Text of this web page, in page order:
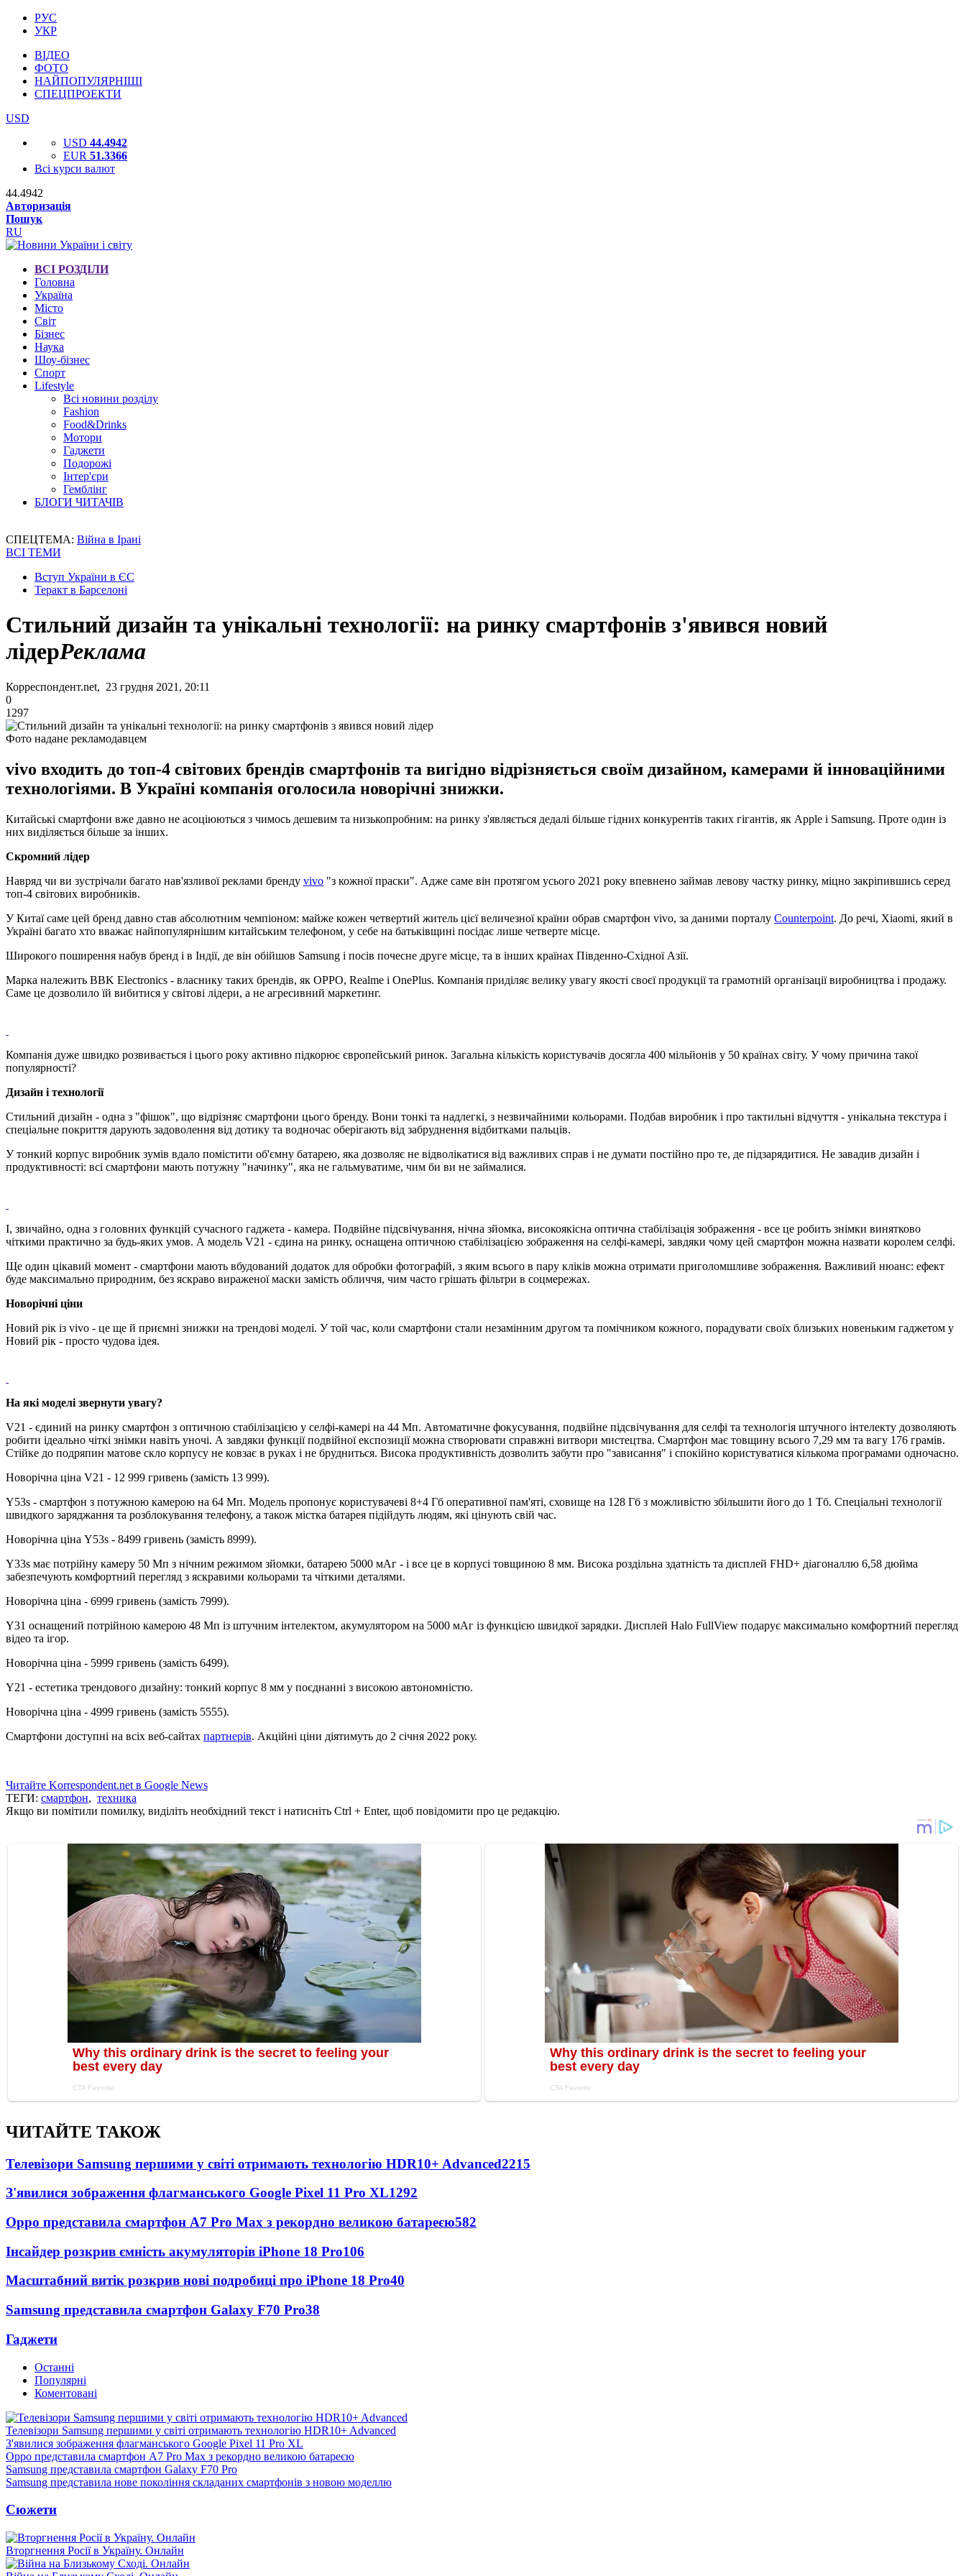
РУС
УКР
ВІДЕО
ФОТО
НАЙПОПУЛЯРНІШІ
СПЕЦПРОЕКТИ
USD
USD 44.4942
EUR 51.3366
Всі курси валют
44.4942
Авторизація
Пошук
RU
ВСІ РОЗДІЛИ
Головна
Україна
Місто
Світ
Бізнес
Наука
Шоу-бізнес
Спорт
Lifestyle
Всі новини розділу
Fashion
Food&Drinks
Мотори
Гаджети
Подорожі
Інтер'єри
Гемблінг
БЛОГИ ЧИТАЧІВ
СПЕЦТЕМА: Війна в Ірані
ВСІ ТЕМИ
Вступ України в ЄС
Теракт в Барселоні
Стильний дизайн та унікальні технології: на ринку смартфонів з'явився новий
лідерРеклама
Корреспондент.net, 23 грудня 2021, 20:11
0
1297
Фото надане рекламодавцем
vivo входить до топ-4 світових брендів смартфонів та вигідно відрізняється своїм дизайном, камерами й інноваційними
технологіями. В Україні компанія оголосила новорічні знижки.
Китайські смартфони вже давно не асоціюються з чимось дешевим та низькопробним: на ринку з'являється дедалі більше гідних конкурентів таких гігантів, як Apple і Samsung. Проте один із
них виділяється більше за інших.
Скромний лідер
Навряд чи ви зустрічали багато нав'язливої ​​реклами бренду vivo "з кожної праски". Адже саме він протягом усього 2021 року впевнено займав левову частку ринку, міцно закріпившись серед
топ-4 світових виробників.
У Китаї саме цей бренд давно став абсолютним чемпіоном: майже кожен четвертий житель цієї величезної країни обрав смартфон vivo, за даними порталу Counterpoint. До речі, Xiaomi, який в
Україні багато хто вважає найпопулярнішим китайським телефоном, у себе на батьківщині посідає лише четверте місце.
Широкого поширення набув бренд і в Індії, де він обійшов Samsung і посів почесне друге місце, та в інших країнах Південно-Східної Азії.
Марка належить BBK Electronics - власнику таких брендів, як OPPO, Realme і OnePlus. Компанія приділяє велику увагу якості своєї продукції та грамотній організації виробництва і продажу.
Саме це дозволило їй вибитися у світові лідери, а не агресивний маркетинг.
Компанія дуже швидко розвивається і цього року активно підкорює європейський ринок. Загальна кількість користувачів досягла 400 мільйонів у 50 країнах світу. У чому причина такої
популярності?
Дизайн і технології
Стильний дизайн - одна з "фішок", що відрізняє смартфони цього бренду. Вони тонкі та надлегкі, з незвичайними кольорами. Подбав виробник і про тактильні відчуття - унікальна текстура і
спеціальне покриття дарують задоволення від дотику та водночас оберігають від забруднення відбитками пальців.
У тонкий корпус виробник зумів вдало помістити об'ємну батарею, яка дозволяє не відволікатися від важливих справ і не думати постійно про те, де підзарядитися. Не завадив дизайн і
продуктивності: всі смартфони мають потужну "начинку", яка не гальмуватиме, чим би ви не займалися.
І, звичайно, одна з головних функцій сучасного гаджета - камера. Подвійне підсвічування, нічна зйомка, високоякісна оптична стабілізація зображення - все це робить знімки винятково
чіткими практично за будь-яких умов. А модель V21 - єдина на ринку, оснащена оптичною стабілізацією зображення на селфі-камері, завдяки чому цей смартфон можна назвати королем селфі.
Ще один цікавий момент - смартфони мають вбудований додаток для обробки фотографій, з яким всього в пару кліків можна отримати приголомшливе зображення. Важливий нюанс: ефект
буде максимально природним, без яскраво вираженої маски замість обличчя, чим часто грішать фільтри в соцмережах.
Новорічні ціни
Новий рік із vivo - це ще й приємні знижки на трендові моделі. У той час, коли смартфони стали незамінним другом та помічником кожного, порадувати своїх близьких новеньким гаджетом у
Новий рік - просто чудова ідея.
На які моделі звернути увагу?
V21 - єдиний на ринку смартфон з оптичною стабілізацією у селфі-камері на 44 Мп. Автоматичне фокусування, подвійне підсвічування для селфі та технологія штучного інтелекту дозволяють
робити ідеально чіткі знімки навіть уночі. А завдяки функції подвійної експозиції можна створювати справжні витвори мистецтва. Смартфон має товщину всього 7,29 мм та вагу 176 грамів.
Стійке до подряпин матове скло корпусу не ковзає в руках і не брудниться. Висока продуктивність дозволить забути про "зависання" і спокійно користуватися кількома програмами одночасно.
Новорічна ціна V21 - 12 999 гривень (замість 13 999).
Y53s - смартфон з потужною камерою на 64 Мп. Модель пропонує користувачеві 8+4 Гб оперативної пам'яті, сховище на 128 Гб з можливістю збільшити його до 1 Тб. Спеціальні технології
швидкого заряджання та розблокування телефону, а також містка батарея підійдуть людям, які цінують свій час.
Новорічна ціна Y53s - 8499 гривень (замість 8999).
Y33s має потрійну камеру 50 Мп з нічним режимом зйомки, батарею 5000 мАг - і все це в корпусі товщиною 8 мм. Висока роздільна здатність та дисплей FHD+ діагоналлю 6,58 дюйма
забезпечують комфортний перегляд з яскравими кольорами та чіткими деталями.
Новорічна ціна - 6999 гривень (замість 7999).
Y31 оснащений потрійною камерою 48 Мп із штучним інтелектом, акумулятором на 5000 мАг із функцією швидкої зарядки. Дисплей Halo FullView подарує максимально комфортний перегляд
відео та ігор.
Новорічна ціна - 5999 гривень (замість 6499).
Y21 - естетика трендового дизайну: тонкий корпус 8 мм у поєднанні з високою автономністю.
Новорічна ціна - 4999 гривень (замість 5555).
Смартфони доступні на всіх веб-сайтах партнерів. Акційні ціни діятимуть до 2 січня 2022 року.
Читайте Korrespondent.net в Google News
ТЕГИ: смартфон, техника
Якщо ви помітили помилку, виділіть необхідний текст і натисніть Ctrl + Enter, щоб повідомити про це редакцію.
ЧИТАЙТЕ ТАКОЖ
Телевізори Samsung першими у світі отримають технологію HDR10+ Advanced2215
З'явилися зображення флагманського Google Pixel 11 Pro XL1292
Oppo представила смартфон A7 Pro Max з рекордно великою батареєю582
Інсайдер розкрив ємність акумуляторів iPhone 18 Pro106
Масштабний витік розкрив нові подробиці про iPhone 18 Pro40
Samsung представила смартфон Galaxy F70 Pro38
Гаджети
Останні
Популярні
Коментовані
Телевізори Samsung першими у світі отримають технологію HDR10+ Advanced
З'явилися зображення флагманського Google Pixel 11 Pro XL
Oppo представила смартфон A7 Pro Max з рекордно великою батареєю
Samsung представила смартфон Galaxy F70 Pro
Samsung представила нове покоління складаних смартфонів з новою моделлю
Сюжети
Вторгнення Росії в Україну. Онлайн